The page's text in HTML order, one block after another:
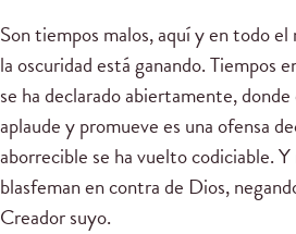
Son tiempos malos, aquí y en todo
la oscuridad está ganando. Tiempos
se ha declarado abiertamente,
aplaude y promueve es una ofensa
aborrecible se ha vuelto codiciable.
blasfeman en contra de Dios,
Creador suyo.